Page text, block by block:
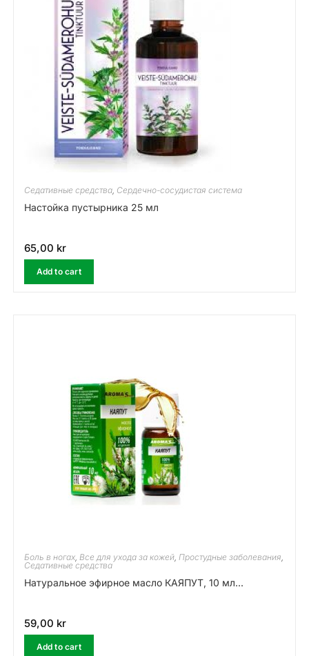
Седативные средства, Сердечно-сосудистая система
Настойка пустырника 25 мл
65,00 kr
Add to cart
Боль в ногах, Все для ухода за кожей, Простудные заболевания,
Седативные средства
Натуральное эфирное масло КАЯПУТ, 10 мл...
59,00 kr
Add to cart